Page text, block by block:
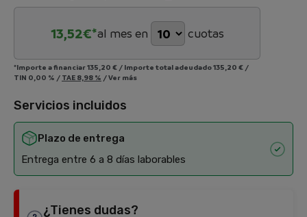
13,52€*al mes en cuotas
*Importe a financiar135,20 € / Importe total adeudado135,20 € /
TIN 0,00 % / TAE 8,98 % /Ver más
Servicios incluidos
Plazo de entrega
Entrega entre 6 a 8 días laborables
¿Tienes dudas?